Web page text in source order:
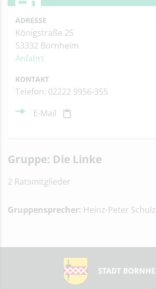
ADRESSE
Königstraße 25
53332 Bornheim
Anfahrt
KONTAKT
Telefon: 02222 9956-355
E-Mail
Gruppe: Die Linke
2 Ratsmitglieder
Gruppensprecher: Heinz-Peter Schulz